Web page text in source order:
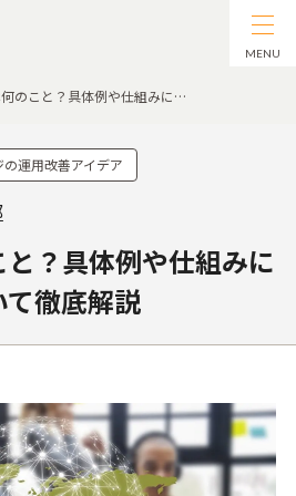
MENU
何のこと？具体例や仕組みに…
運用改善アイデア
？具体例や仕組みに
て徹底解説